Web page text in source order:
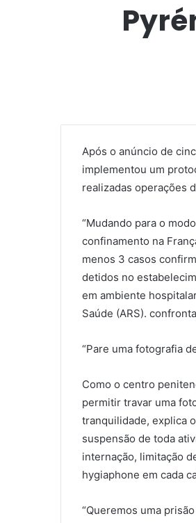
Após o anúncio de
implementou um
realizadas operações
“Mudando para o
confinamento na
menos 3 casos
detidos no
em ambiente
Saúde (ARS).
“Pare uma fotografia
Como o centro
permitir travar uma
tranquilidade, explica
suspensão de toda
internação, limitação
hygiaphone em cada
“Queremos uma